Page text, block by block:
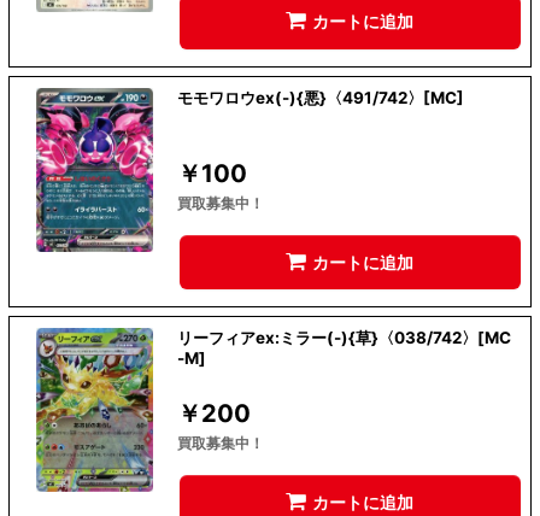
カートに追加
モモワロウex(-){悪}〈491/742〉[MC]
￥100
買取募集中！
カートに追加
リーフィアex:ミラー(-){草}〈038/742〉[MC
-M]
￥200
買取募集中！
カートに追加